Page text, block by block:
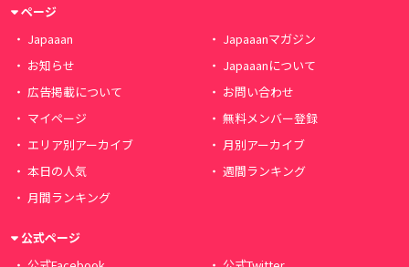
ページ
Japaaan
Japaaanマガジン
お知らせ
Japaaanについて
広告掲載について
お問い合わせ
マイページ
無料メンバー登録
エリア別アーカイブ
月別アーカイブ
本日の人気
週間ランキング
月間ランキング
公式ページ